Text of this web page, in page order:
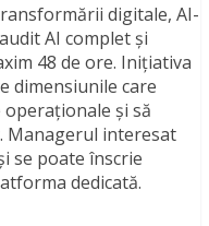
digitale, AI-
AI complet și
48 de ore. Inițiativa
dimensiunile care
operaționale și să
Managerul interesat
se poate înscrie
dedicată.